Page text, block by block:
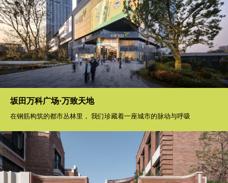
坂田万科广场·万致天地
在钢筋构筑的都市丛林里， 我们珍藏着一座城市的脉动与呼吸